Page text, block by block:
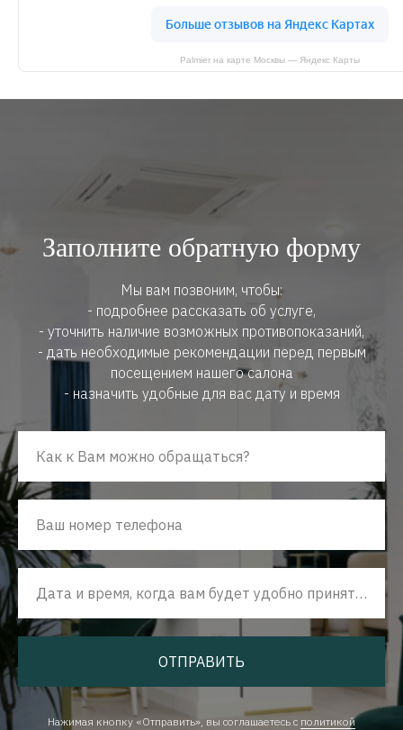
Palmier на карте Москвы — Яндекс Карты
Заполните обратную форму
Мы вам позвоним, чтобы:
- подробнее рассказать об услуге,
- уточнить наличие возможных противопоказаний,
- дать необходимые рекомендации перед первым
посещением нашего салона
- назначить удобные для вас дату и время
Как к Вам можно обращаться?
Ваш номер телефона
Дата и время, когда вам будет удобно принять наш звонок
ОТПРАВИТЬ
Нажимая кнопку «Отправить», вы соглашаетесь с политикой